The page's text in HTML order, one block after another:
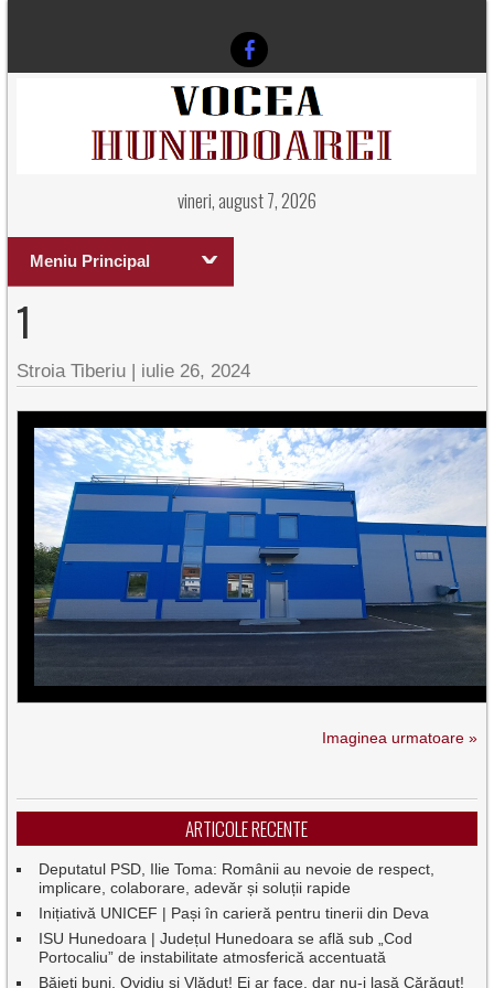
vineri, august 7, 2026
Meniu Principal
1
Stroia Tiberiu | iulie 26, 2024
Imaginea urmatoare »
ARTICOLE RECENTE
Deputatul PSD, Ilie Toma: Românii au nevoie de respect,
implicare, colaborare, adevăr și soluții rapide
Inițiativă UNICEF | Pași în carieră pentru tinerii din Deva
ISU Hunedoara | Județul Hunedoara se află sub „Cod
Portocaliu” de instabilitate atmosferică accentuată
Băieți buni, Ovidiu și Vlăduț! Ei ar face, dar nu-i lasă Cărăguț!